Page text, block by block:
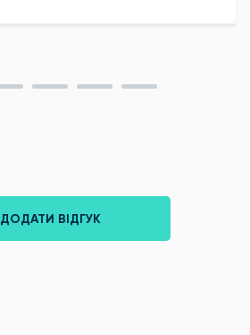
ДОДАТИ ВІДГУК